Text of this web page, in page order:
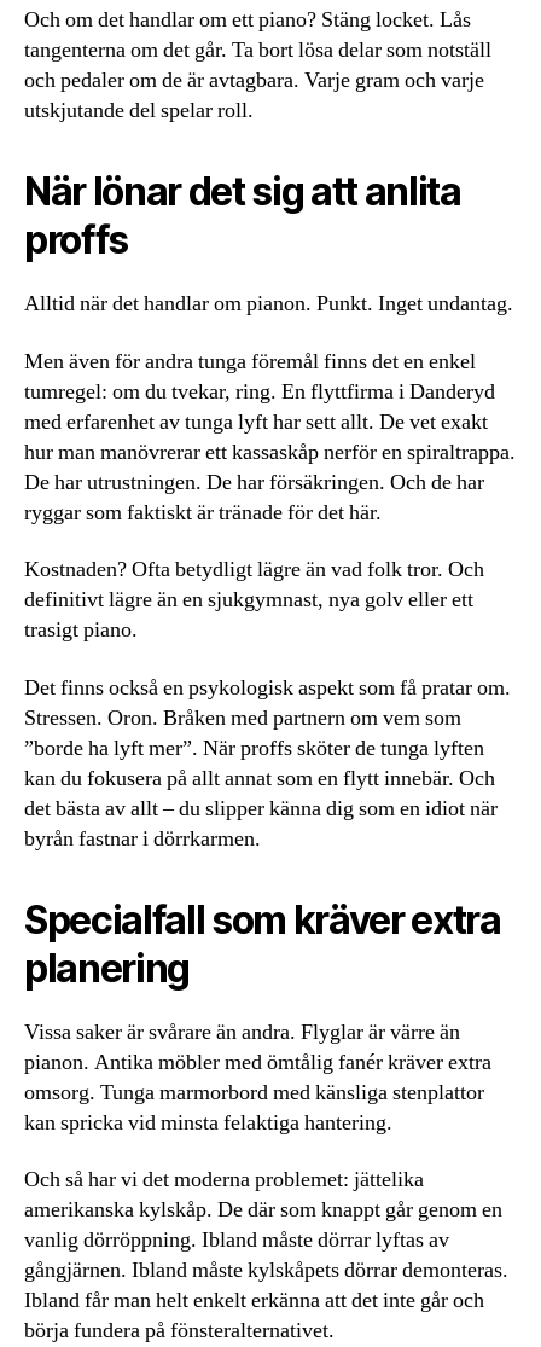
Och om det handlar om ett piano? Stäng locket. Lås
tangenterna om det går. Ta bort lösa delar som notställ
och pedaler om de är avtagbara. Varje gram och varje
utskjutande del spelar roll.
När lönar det sig att anlita
proffs
Alltid när det handlar om pianon. Punkt. Inget undantag.
Men även för andra tunga föremål finns det en enkel
tumregel: om du tvekar, ring. En flyttfirma i Danderyd
med erfarenhet av tunga lyft har sett allt. De vet exakt
hur man manövrerar ett kassaskåp nerför en spiraltrappa.
De har utrustningen. De har försäkringen. Och de har
ryggar som faktiskt är tränade för det här.
Kostnaden? Ofta betydligt lägre än vad folk tror. Och
definitivt lägre än en sjukgymnast, nya golv eller ett
trasigt piano.
Det finns också en psykologisk aspekt som få pratar om.
Stressen. Oron. Bråken med partnern om vem som
”borde ha lyft mer”. När proffs sköter de tunga lyften
kan du fokusera på allt annat som en flytt innebär. Och
det bästa av allt – du slipper känna dig som en idiot när
byrån fastnar i dörrkarmen.
Specialfall som kräver extra
planering
Vissa saker är svårare än andra. Flyglar är värre än
pianon. Antika möbler med ömtålig fanér kräver extra
omsorg. Tunga marmorbord med känsliga stenplattor
kan spricka vid minsta felaktiga hantering.
Och så har vi det moderna problemet: jättelika
amerikanska kylskåp. De där som knappt går genom en
vanlig dörröppning. Ibland måste dörrar lyftas av
gångjärnen. Ibland måste kylskåpets dörrar demonteras.
Ibland får man helt enkelt erkänna att det inte går och
börja fundera på fönsteralternativet.